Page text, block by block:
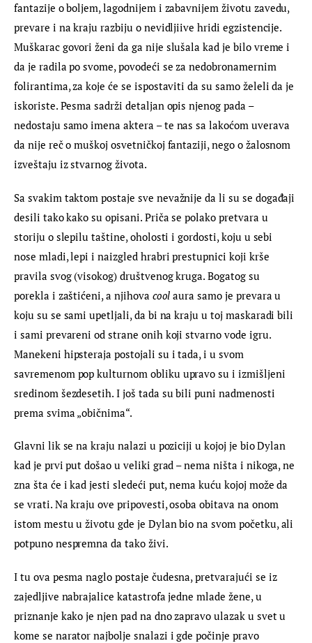
fantazije o boljem, lagodnijem i zabavnijem životu zavedu,
prevare i na kraju razbiju o nevidljiive hridi egzistencije.
Muškarac govori ženi da ga nije slušala kad je bilo vreme i
da je radila po svome, povodeći se za nedobronamernim
folirantima, za koje će se ispostaviti da su samo želeli da je
iskoriste. Pesma sadrži detaljan opis njenog pada –
nedostaju samo imena aktera – te nas sa lakoćom uverava
da nije reč o muškoj osvetničkoj fantaziji, nego o žalosnom
izveštaju iz stvarnog života.
Sa svakim taktom postaje sve nevažnije da li su se događaji
desili tako kako su opisani. Priča se polako pretvara u
storiju o slepilu taštine, oholosti i gordosti, koju u sebi
nose mladi, lepi i naizgled hrabri prestupnici koji krše
pravila svog (visokog) društvenog kruga. Bogatog su
porekla i zaštićeni, a njihova cool aura samo je prevara u
koju su se sami upetljali, da bi na kraju u toj maskaradi bili
i sami prevareni od strane onih koji stvarno vode igru.
Manekeni hipsteraja postojali su i tada, i u svom
savremenom pop kulturnom obliku upravo su i izmišljeni
sredinom šezdesetih. I još tada su bili puni nadmenosti
prema svima „običnima“.
Glavni lik se na kraju nalazi u poziciji u kojoj je bio Dylan
kad je prvi put došao u veliki grad – nema ništa i nikoga, ne
zna šta će i kad jesti sledeći put, nema kuću kojoj može da
se vrati. Na kraju ove pripovesti, osoba obitava na onom
istom mestu u životu gde je Dylan bio na svom početku, ali
potpuno nespremna da tako živi.
I tu ova pesma naglo postaje čudesna, pretvarajući se iz
zajedljive nabrajalice katastrofa jedne mlade žene, u
priznanje kako je njen pad na dno zapravo ulazak u svet u
kome se narator najbolje snalazi i gde počinje pravo